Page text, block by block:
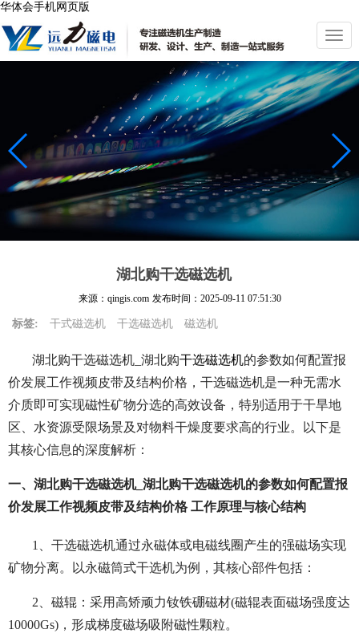
华体会手机网页版
切
换
导
航
湖北购干选磁选机
来源：qingis.com 发布时间： 2025-09-11 07:51:30
标签: 干式磁选机 干选磁选机 磁选机
湖北购干选磁选机_湖北购干选磁选机的参数如何配置报
价发展工作视频皮带及结构价格，干选磁选机是一种无需水
介质即可实现磁性矿物分选的高效设备，特别适用于干旱地
区、水资源受限场景及对物料干燥度要求高的行业。以下是
其核心信息的深度解析：
一、湖北购干选磁选机_湖北购干选磁选机的参数如何配置报
价发展工作视频皮带及结构价格 工作原理与核心结构
1、干选磁选机通过永磁体或电磁线圈产生的强磁场实现
矿物分离。以永磁筒式干选机为例，其核心部件包括：
2、磁辊：采用高矫顽力钕铁硼磁材(磁辊表面磁场强度达
10000Gs)，形成梯度磁场吸附磁性颗粒。